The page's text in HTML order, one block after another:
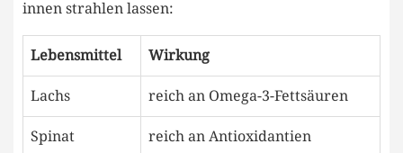
innen strahlen lassen:
Lebensmittel Wirkung
Lachs reich an Omega-3-Fettsäuren
Spinat reich an Antioxidantien